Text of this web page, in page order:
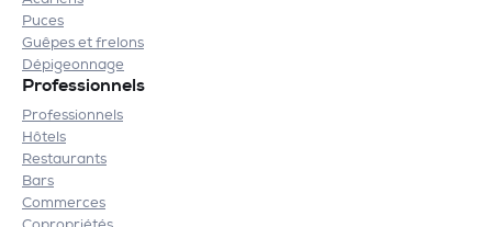
Puces
Guêpes et frelons
Dépigeonnage
Professionnels
Professionnels
Hôtels
Restaurants
Bars
Commerces